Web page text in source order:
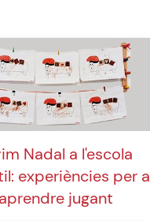
Nadal a l'escola
experiències per a
aprendre jugant